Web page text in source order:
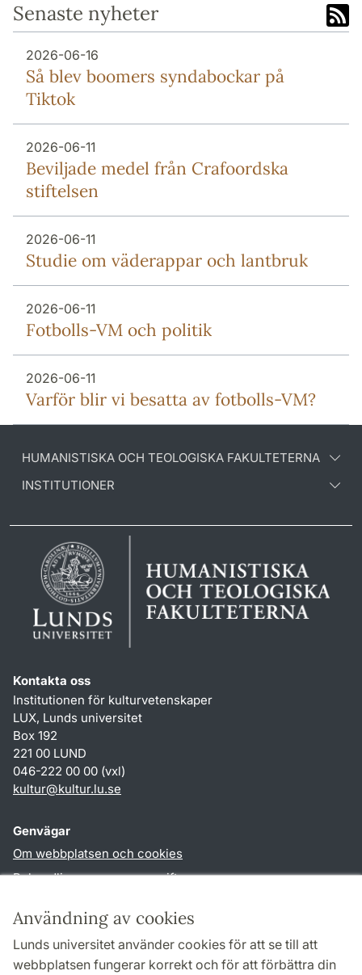
Användning av cookies
Lunds universitet använder cookies för att se till att
webbplatsen fungerar korrekt och för att förbättra din
Senaste nyheter
2026-06-16
Så blev boomers syndabockar på
Tiktok
2026-06-11
Beviljade medel från Crafoordska
stiftelsen
2026-06-11
Studie om väderappar och lantbruk
2026-06-11
Fotbolls-VM och politik
2026-06-11
Varför blir vi besatta av fotbolls-VM?
HUMANISTISKA OCH TEOLOGISKA FAKULTETERNA
INSTITUTIONER
Kontakta oss
Institutionen för kulturvetenskaper
LUX, Lunds universitet
Box 192
221 00 LUND
046-222 00 00 (vxl)
kultur@kultur.lu.se
Genvägar
Om webbplatsen och cookies
Behandling av personuppgifter
TYPO3-login
Följ oss i sociala medier